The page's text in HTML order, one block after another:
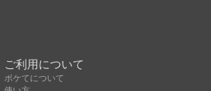
ご利用について
ボケてについて